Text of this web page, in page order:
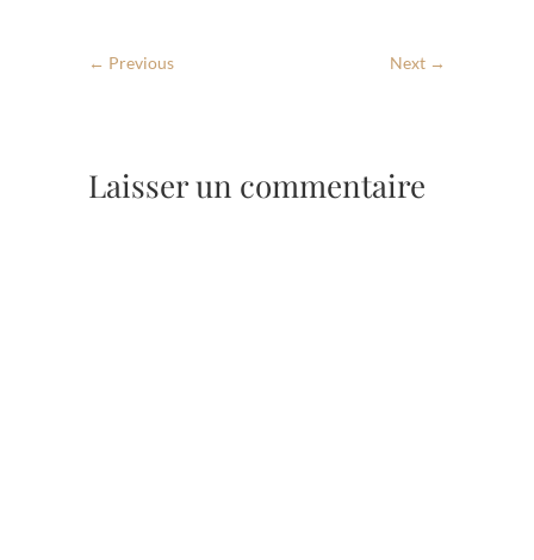
← Previous Next →
Laisser un commentaire